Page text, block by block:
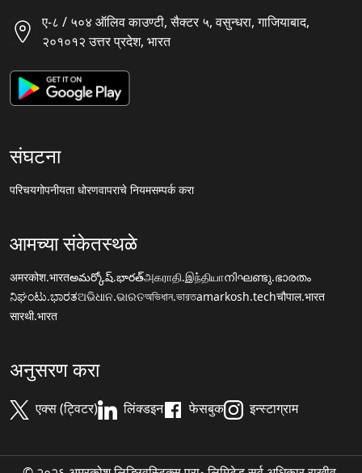
ए-८ / ५०४ ऑलिव काउण्टी, सैक्टर ५, वसुन्धरा, गाजियाबाद,
२०१०१२ उत्तर प्रदेश, भारत
संघटना
परिचयगोपनीयता धोरणवापराचे नियमसम्पर्क करा
आमच्या संकेतस्थळे
अमरकोश.भारतఅమర్కోష్.భారత్அகராதி.இந்தியாനിഘണ്ടു.ഭാരതം
ನಿಘಂಟು.ಭಾರತଅଭିଧାନ.ଭାରତঅভিধান.ভারতamarkosh.techचौपाल.भारत
सारथी.भारत
अनुसरण करा
एक्स (ट्विटर) लिंक्डइन फेसबुक इन्स्टाग्राम